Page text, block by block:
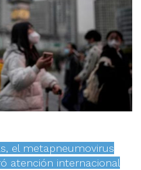
el metapneumovirus
atención internacional